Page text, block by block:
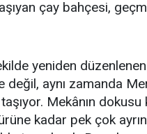
çay bahçesi,
yeniden
aynı zamanda
Mekânın
kadar pek çok